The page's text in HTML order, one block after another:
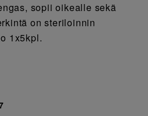
sopii oikealle sekä
on steriloinnin
1x5kpl.